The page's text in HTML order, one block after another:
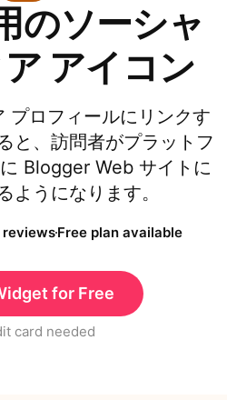
のソーシャ
アイコン
プロフィールにリンクす
と、訪問者がプラットフ
Blogger Web サイトに
ようになります。
Free plan available
for Free
card needed